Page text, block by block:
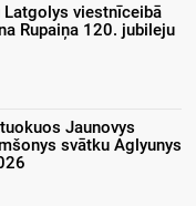
viestnīceibā
Rupaiņa 120. jubileju
Jaunovys
svātku Aglyunys